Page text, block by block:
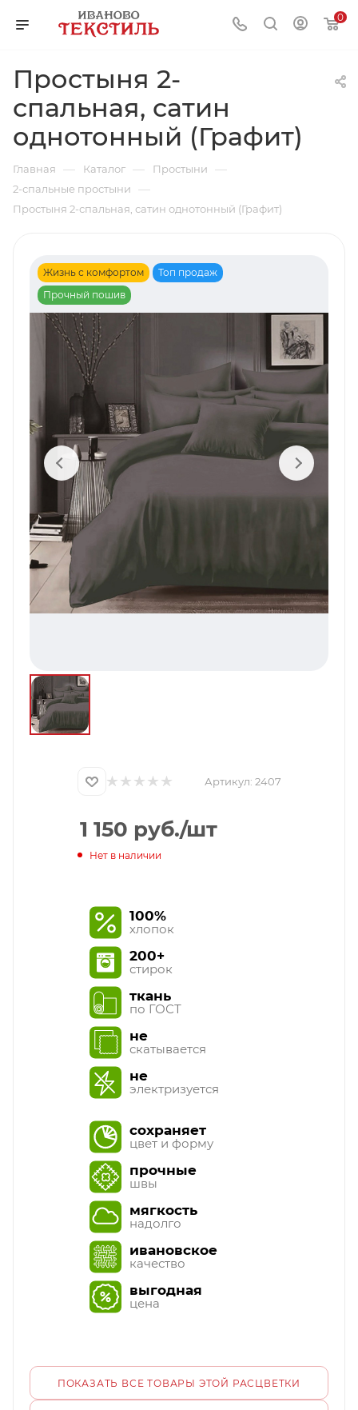
0
Простыня 2-
спальная, сатин
однотонный (Графит)
Главная — Каталог — Простыни —
2-спальные простыни —
Простыня 2-спальная, сатин однотонный (Графит)
Жизнь с комфортом
Топ продаж
Прочный пошив
Артикул: 2407
1 150 руб./шт
Нет в наличии
100%
хлопок
200+
стирок
ткань
по ГОСТ
не
скатывается
не
электризуется
сохраняет
цвет и форму
прочные
швы
мягкость
надолго
ивановское
качество
выгодная
цена
ПОКАЗАТЬ ВСЕ ТОВАРЫ ЭТОЙ РАСЦВЕТКИ